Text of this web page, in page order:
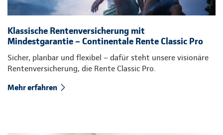
Klassische Rentenversicherung mit
Mindestgarantie – Continentale Rente Classic Pro
Sicher, planbar und flexibel – dafür steht unsere visionäre
Rentenversicherung, die Rente Classic Pro.
Mehr erfahren